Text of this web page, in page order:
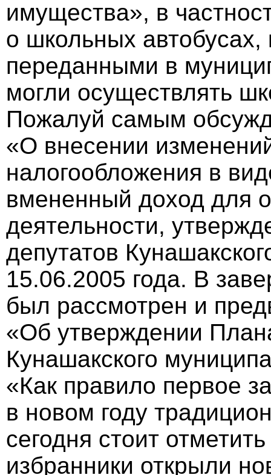
имущества», в
о школьных автобусах,
переданными в
могли осуществлять
Пожалуй самым
«О внесении
налогообложения в
вмененный доход для
деятельности,
депутатов
15.06.2005 года. В
был рассмотрен и
«Об утверждении
Кунашакского
«Как правило первое
в новом году
сегодня стоит
избранники открыли